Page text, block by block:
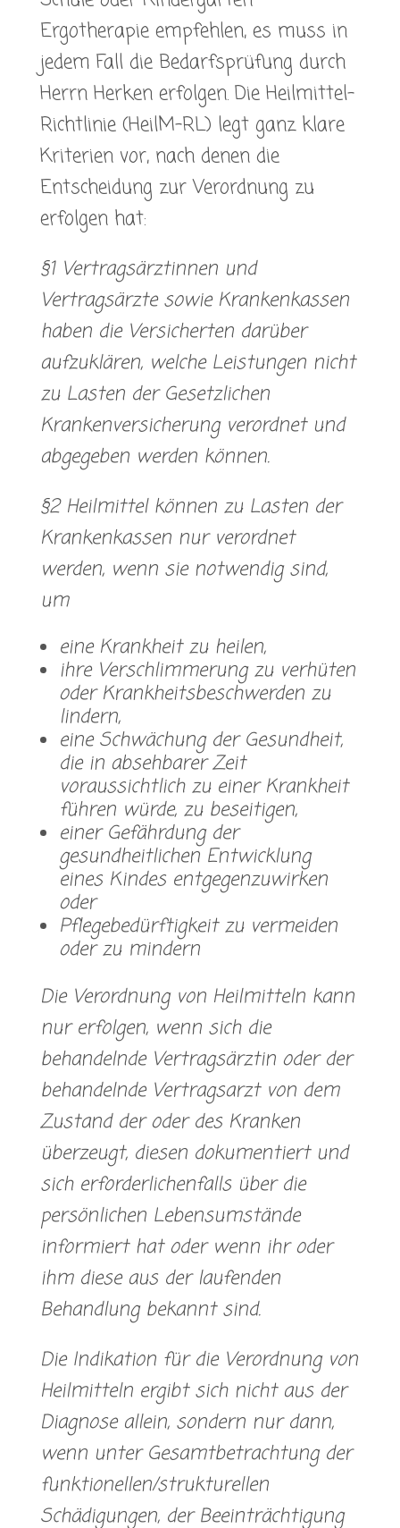
Ergotherapie empfehlen, es muss in
jedem Fall die Bedarfsprüfung durch
Herrn Herken erfolgen. Die Heilmittel-
Richtlinie (HeilM-RL) legt ganz klare
Kriterien vor, nach denen die
Entscheidung zur Verordnung zu
erfolgen hat:
§1 Vertragsärztinnen und
Vertragsärzte sowie Krankenkassen
haben die Versicherten darüber
aufzuklären, welche Leistungen nicht
zu Lasten der Gesetzlichen
Krankenversicherung verordnet und
abgegeben werden können.
§2 Heilmittel können zu Lasten der
Krankenkassen nur verordnet
werden, wenn sie notwendig sind,
um
eine Krankheit zu heilen,
ihre Verschlimmerung zu verhüten
oder Krankheitsbeschwerden zu
lindern,
eine Schwächung der Gesundheit,
die in absehbarer Zeit
voraussichtlich zu einer Krankheit
führen würde, zu beseitigen,
einer Gefährdung der
gesundheitlichen Entwicklung
eines Kindes entgegenzuwirken
oder
Pflegebedürftigkeit zu vermeiden
oder zu mindern
Die Verordnung von Heilmitteln kann
nur erfolgen, wenn sich die
behandelnde Vertragsärztin oder der
behandelnde Vertragsarzt von dem
Zustand der oder des Kranken
überzeugt, diesen dokumentiert und
sich erforderlichenfalls über die
persönlichen Lebensumstände
informiert hat oder wenn ihr oder
ihm diese aus der laufenden
Behandlung bekannt sind.
Die Indikation für die Verordnung von
Heilmitteln ergibt sich nicht aus der
Diagnose allein, sondern nur dann,
wenn unter Gesamtbetrachtung der
funktionellen/strukturellen
Schädigungen, der Beeinträchtigung